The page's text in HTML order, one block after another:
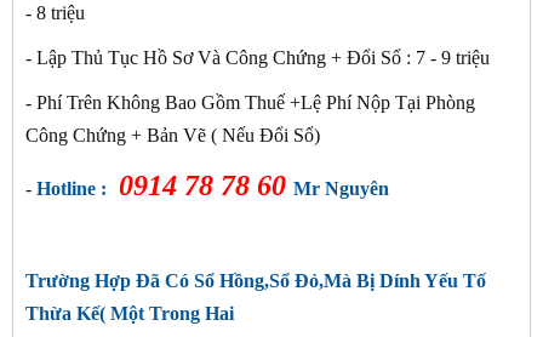
- 8 triệu
- Lập Thủ Tục Hồ Sơ Và Công Chứng + Đổi Sổ : 7 - 9 triệu
- Phí Trên Không Bao Gồm Thuế +Lệ Phí Nộp Tại Phòng
Công Chứng + Bản Vẽ ( Nếu Đổi Sổ)
- Hotline : 0914 78 78 60 Mr Nguyên
Trường Hợp Đã Có Sổ Hồng,Sổ Đỏ,Mà Bị Dính Yếu Tố
Thừa Kế( Một Trong Hai